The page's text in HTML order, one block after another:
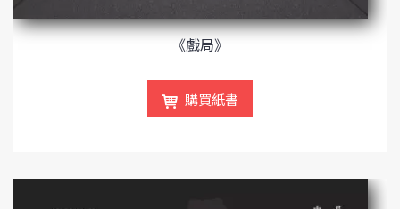
《戲局》
購買紙書